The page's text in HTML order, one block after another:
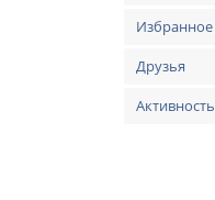
Избранное
Друзья
Активность